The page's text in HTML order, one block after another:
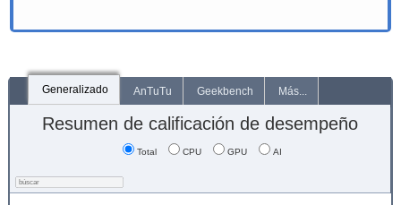
Generalizado AnTuTu Geekbench Más...
Resumen de calificación de desempeño
Total CPU GPU AI